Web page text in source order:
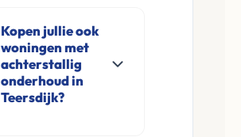
financieringsvoorbehoud
en zonder
makelaarskosten.
aanvraag en
eventuele korte
opname al binnen 24
tot 48 uur een
Kopen jullie ook
woningen met
achterstallig
onderhoud in
Teersdijk?